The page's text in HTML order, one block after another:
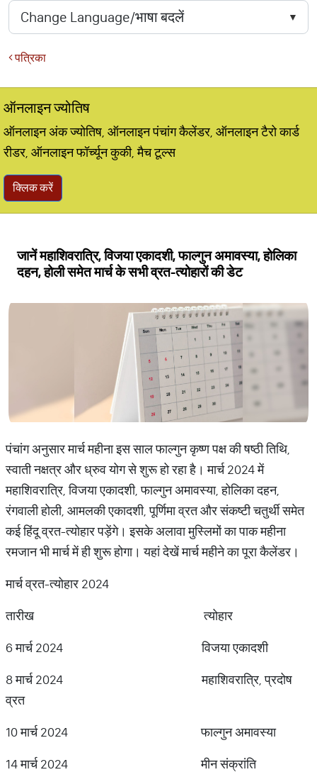
पत्रिका
ऑनलाइन ज्योतिष
ऑनलाइन अंक ज्योतिष, ऑनलाइन पंचांग कैलेंडर, ऑनलाइन टैरो कार्ड
रीडर, ऑनलाइन फॉर्च्यून कुकी, मैच टूल्स
क्लिक करें
जानें महाशिवरात्रि, विजया एकादशी, फाल्गुन अमावस्या, होलिका
दहन, होली समेत मार्च के सभी व्रत-त्योहारों की डेट
पंचांग अनुसार मार्च महीना इस साल फाल्गुन कृष्ण पक्ष की षष्ठी तिथि,
स्वाती नक्षत्र और ध्रुव योग से शुरू हो रहा है। मार्च 2024 में
महाशिवरात्रि, विजया एकादशी, फाल्गुन अमावस्या, होलिका दहन,
रंगवाली होली, आमलकी एकादशी, पूर्णिमा व्रत और संकष्टी चतुर्थी समेत
कई हिंदू व्रत-त्योहार पड़ेंगे। इसके अलावा मुस्लिमों का पाक महीना
रमजान भी मार्च में ही शुरू होगा। यहां देखें मार्च महीने का पूरा कैलेंडर।
मार्च व्रत-त्योहार 2024
तारीख त्योहार
6 मार्च 2024 विजया एकादशी
8 मार्च 2024 महाशिवरात्रि, प्रदोष
व्रत
10 मार्च 2024 फाल्गुन अमावस्या
14 मार्च 2024 मीन संक्रांति